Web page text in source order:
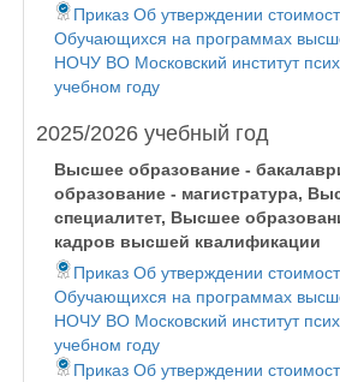
Приказ Об утверждении
Обучающихся на программах
НОЧУ ВО Московский институт
учебном году
2025/2026 учебный год
Высшее образование -
образование - магистратура,
специалитет, Высшее
кадров высшей квалификации
Приказ Об утверждении
Обучающихся на программах
НОЧУ ВО Московский институт
учебном году
Приказ Об утверждении